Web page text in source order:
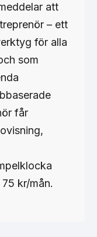
att
– ett
för alla
som
får
kr/mån.